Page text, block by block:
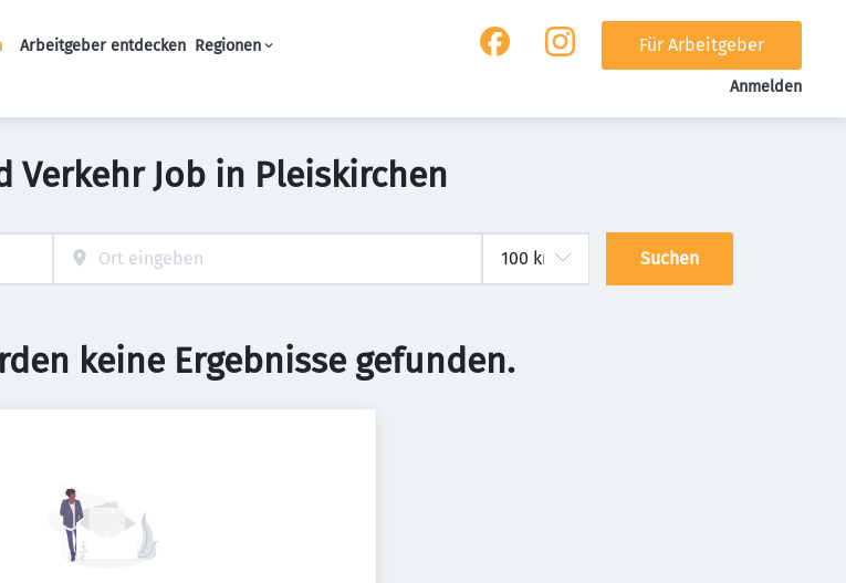
Arbeitgeber entdecken Regionen
Für Arbeitgeber
Anmelden
Verkehr Job in Pleiskirchen
Suchen
keine Ergebnisse gefunden.